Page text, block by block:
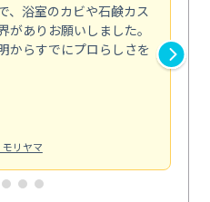
、浴室のカビや石鹸カス
ありお願いしました。
からすでにプロらしさを
リヤマ